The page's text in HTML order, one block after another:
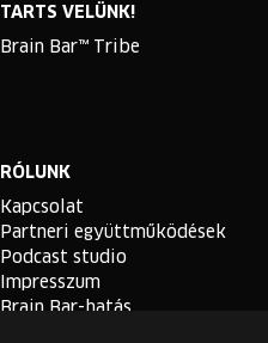
TARTS VELÜNK!
Brain Bar™ Tribe
RÓLUNK
Kapcsolat
Partneri együttműködések
Podcast studio
Impresszum
Brain Bar-hatás